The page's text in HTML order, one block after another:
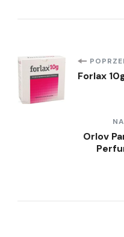
wpisu
Forlax
Orlov